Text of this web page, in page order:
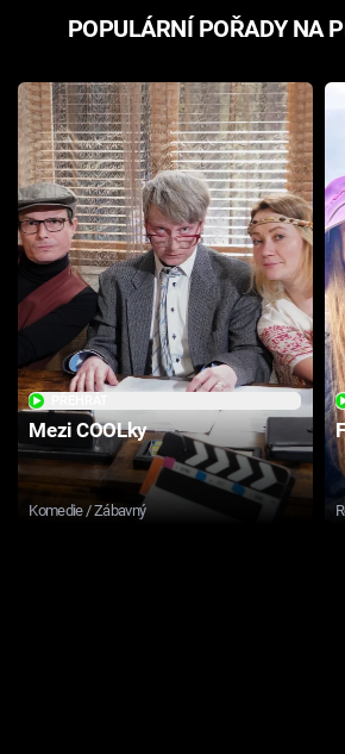
POPULÁRNÍ POŘADY NA
Mezi COOLky
Komedie / Zábavný